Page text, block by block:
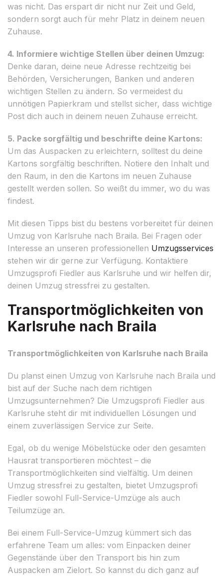
was nicht. Das erspart dir nicht nur Zeit und Geld,
sondern sorgt auch für mehr Platz in deinem neuen
Zuhause.
4. Informiere wichtige Stellen über deinen Umzug:
Denke daran, deine neue Adresse rechtzeitig bei
Behörden, Versicherungen, Banken und anderen
wichtigen Stellen zu ändern. So vermeidest du
unnötigen Papierkram und stellst sicher, dass wichtige
Post dich auch in deinem neuen Zuhause erreicht.
5. Packe sorgfältig und beschrifte deine Kartons:
Um das Auspacken zu erleichtern, solltest du deine
Kartons sorgfältig beschriften. Notiere den Inhalt und
den Raum, in den die Kartons im neuen Zuhause
gestellt werden sollen. So weißt du immer, wo du was
findest.
Mit diesen Tipps bist du bestens vorbereitet für deinen
Umzug von Karlsruhe nach Braila. Bei Fragen oder
Interesse an unseren professionellen Umzugsservices
stehen wir dir gerne zur Verfügung. Kontaktiere
Umzugsprofi Fiedler aus Karlsruhe und wir helfen dir,
deinen Umzug stressfrei zu gestalten.
Transportmöglichkeiten von
Karlsruhe nach Braila
Transportmöglichkeiten von Karlsruhe nach Braila
Du planst einen Umzug von Karlsruhe nach Braila und
bist auf der Suche nach dem richtigen
Umzugsunternehmen? Die Umzugsprofi Fiedler aus
Karlsruhe steht dir mit individuellen Lösungen und
einem zuverlässigen Service zur Seite.
Egal, ob du wenige Möbelstücke oder den gesamten
Hausrat transportieren möchtest – die
Transportmöglichkeiten sind vielfältig. Um deinen
Umzug stressfrei zu gestalten, bietet Umzugsprofi
Fiedler sowohl Full-Service-Umzüge als auch
Teilumzüge an.
Bei einem Full-Service-Umzug kümmert sich das
erfahrene Team um alles: vom Einpacken deiner
Gegenstände über den Transport bis hin zum
Auspacken am Zielort. So kannst du dich ganz auf